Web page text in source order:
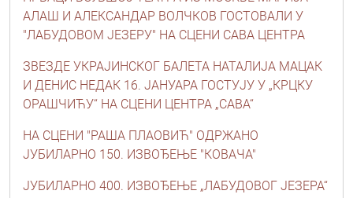
АЛАШ И АЛЕКСАНДАР ВОЛЧКОВ ГОСТОВАЛИ У
"ЛАБУДОВОМ ЈЕЗЕРУ" НА СЦЕНИ САВА ЦЕНТРА
ЗВЕЗДЕ УКРАЈИНСКОГ БАЛЕТА НАТАЛИЈА МАЦАК
И ДЕНИС НЕДАК 16. ЈАНУАРА ГОСТУЈУ У „КРЦКУ
ОРАШЧИЋУ“ НА СЦЕНИ ЦЕНТРА „САВА“
НА СЦЕНИ "РАША ПЛАОВИЋ" ОДРЖАНО
ЈУБИЛАРНО 150. ИЗВОЂЕЊЕ "КОВАЧА"
ЈУБИЛАРНО 400. ИЗВОЂЕЊЕ „ЛАБУДОВОГ ЈЕЗЕРА“